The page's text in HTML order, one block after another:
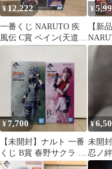
¥12,222
一番くじ NARUTO 疾
風伝 C賞 ペイン(天道)
MASTERLISE
¥
【新
はイ
一番
¥7,700
【未開封】ナルト 一番
くじ B賞 春野サクラ C
賞 はたけカカシ フィギ
¥
未開
忍ノ